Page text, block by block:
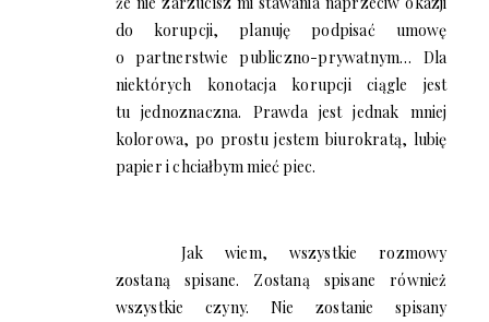
do korupcji, planuję podpisać umowę
o partnerstwie publiczno-prywatnym… Dla
niektórych konotacja korupcji ciągle jest
tu jednoznaczna. Prawda jest jednak mniej
kolorowa, po prostu jestem biurokratą, lubię
papier i chciałbym mieć piec.
Jak wiem, wszystkie rozmowy
zostaną spisane. Zostaną spisane również
wszystkie czyny. Nie zostanie spisany